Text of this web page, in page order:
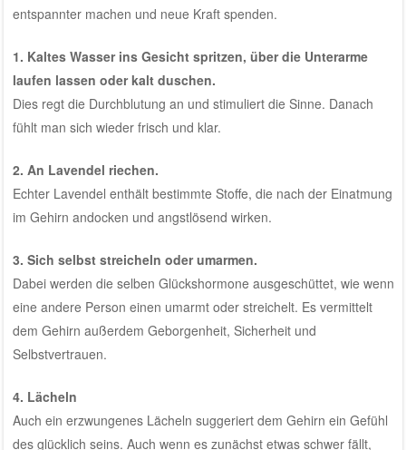
entspannter machen und neue Kraft spenden.
1. Kaltes Wasser ins Gesicht spritzen, über die Unterarme
laufen lassen oder kalt duschen.
Dies regt die Durchblutung an und stimuliert die Sinne. Danach
fühlt man sich wieder frisch und klar.
2. An Lavendel riechen.
Echter Lavendel enthält bestimmte Stoffe, die nach der Einatmung
im Gehirn andocken und angstlösend wirken.
3. Sich selbst streicheln oder umarmen.
Dabei werden die selben Glückshormone ausgeschüttet, wie wenn
eine andere Person einen umarmt oder streichelt. Es vermittelt
dem Gehirn außerdem Geborgenheit, Sicherheit und
Selbstvertrauen.
4. Lächeln
Auch ein erzwungenes Lächeln suggeriert dem Gehirn ein Gefühl
des glücklich seins. Auch wenn es zunächst etwas schwer fällt,